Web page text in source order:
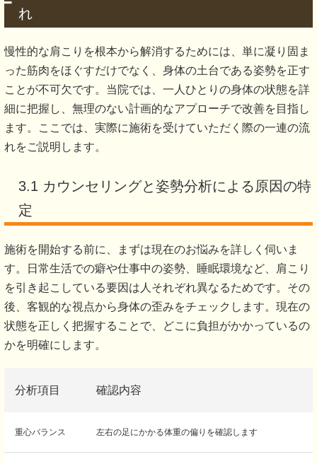
れ
慢性的な肩こりを根本から解消するためには、単に凝り固ま
った筋肉をほぐすだけでなく、身体の土台である姿勢を正す
ことが不可欠です。当院では、一人ひとりの身体の状態を詳
細に把握し、無理のない計画的なアプローチで改善を目指し
ます。ここでは、実際に施術を受けていただく際の一連の流
れをご説明します。
3.1 カウンセリングと姿勢分析による原因の特
定
施術を開始する前に、まずは現在のお悩みを詳しく伺いま
す。日常生活での癖や仕事中の姿勢、睡眠環境など、肩こり
を引き起こしている要因は人それぞれ異なるためです。その
後、客観的な視点から身体の歪みをチェックします。現在の
状態を正しく把握することで、どこに負担がかかっているの
かを明確にします。
分析項目 確認内容
重心バランス 左右の足にかかる体重の偏りを確認します